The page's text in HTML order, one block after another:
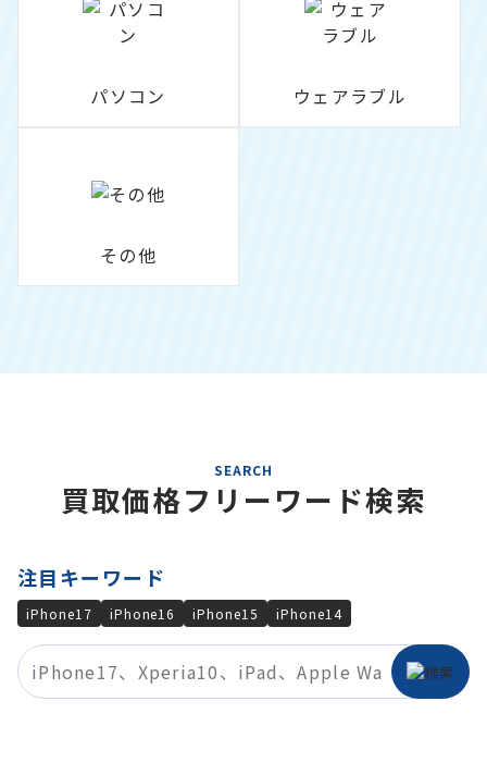
パソコン ウェアラブル
その他
SEARCH
買取価格フリーワード検索
注目キーワード
iPhone17 iPhone16 iPhone15 iPhone14